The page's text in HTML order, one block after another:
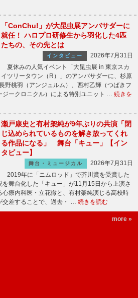
「ConChu!」が大昆虫展アンバサダーに
就任！ ハロプロ研修生から羽化した4匹
たちの、その先とは
インタビュー
2026年7月31日
夏休みの人気イベント「大昆虫展 in 東京スカ
イツリータウン（R）」のアンバサダーに、杉原
野桃羽（アンジュルム）、西村乙輝（つばきフ
ジークロニクル）による特別ユニット … 続きを
瀬戸康史と有村架純が9年ぶりの共演「閉
じ込められているものを解き放ってくれ
る作品になる」 舞台「キュー」【イン
タビュー】
舞台・ミュージカル
2026年7月31日
2019年に「ニムロッド」で芥川賞を受賞した
舞台化した「キュー」が11月15日から上演さ
療内科医・立花徹と、有村架純演じる高校時
交差することで、過去・ … 続きを読む
more »